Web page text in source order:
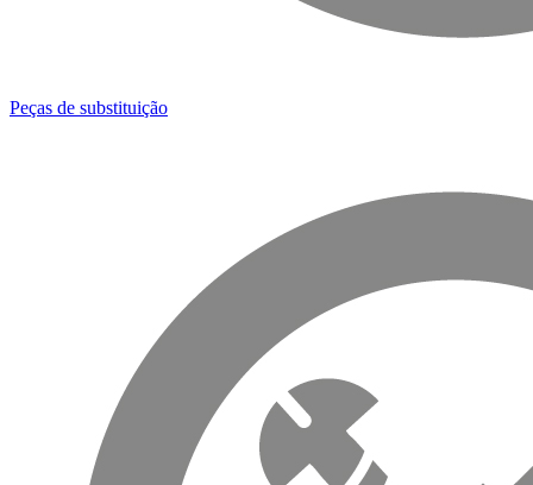
Peças de substituição